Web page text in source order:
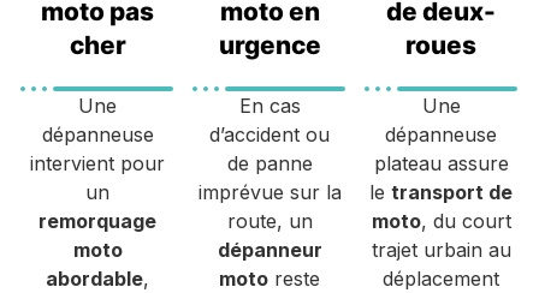
moto pas
cher
Une
dépanneuse
intervient pour
un
remorquage
moto
abordable,
moto en
urgence
En cas
d’accident ou
de panne
imprévue sur la
route, un
dépanneur
moto reste
de deux-
roues
Une
dépanneuse
plateau assure
letransport de
moto, du court
trajet urbain au
déplacement